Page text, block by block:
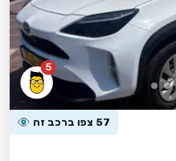
5
57 צפו ברכב זה